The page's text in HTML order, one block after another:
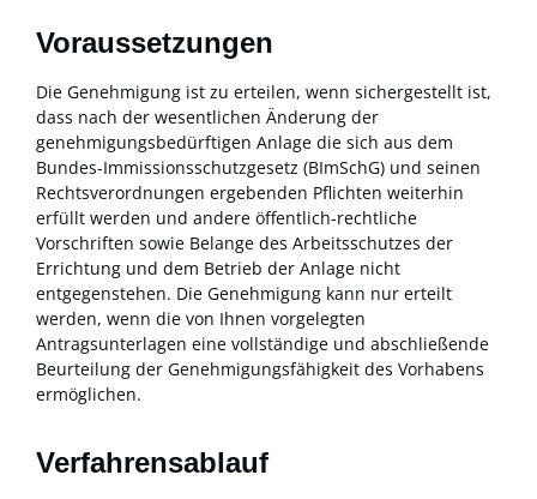
Voraussetzungen
Die Genehmigung ist zu erteilen, wenn sichergestellt ist,
dass nach der wesentlichen Änderung der
genehmigungsbedürftigen Anlage die sich aus dem
Bundes-Immissionsschutzgesetz (BImSchG) und seinen
Rechtsverordnungen ergebenden Pflichten weiterhin
erfüllt werden und andere öffentlich-rechtliche
Vorschriften sowie Belange des Arbeitsschutzes der
Errichtung und dem Betrieb der Anlage nicht
entgegenstehen. Die Genehmigung kann nur erteilt
werden, wenn die von Ihnen vorgelegten
Antragsunterlagen eine vollständige und abschließende
Beurteilung der Genehmigungsfähigkeit des Vorhabens
ermöglichen.
Verfahrensablauf